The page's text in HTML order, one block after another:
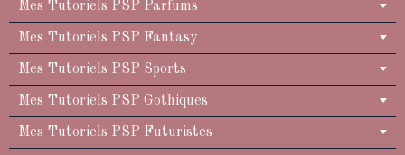
Mes Tutoriels PSP Parfums
Mes Tutoriels PSP Fantasy
Mes Tutoriels PSP Sports
Mes Tutoriels PSP Gothiques
Mes Tutoriels PSP Futuristes